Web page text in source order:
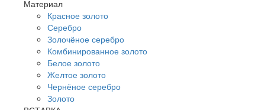
Материал
Красное золото
Серебро
Золочёное серебро
Комбинированное золото
Белое золото
Желтое золото
Чернёное серебро
Золото